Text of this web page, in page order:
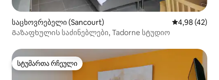
საცხოვრებელი (Sancourt) საშუალო
4,98 (42)
Გაზაფხულის საძინებლები, Tadorne სტუდიო
სტუმართა რჩეული
სტუმართა რჩეული